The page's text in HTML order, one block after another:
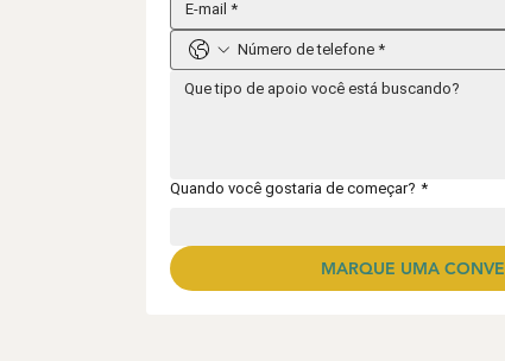
Quando você gostaria de começar? *
MARQUE UMA